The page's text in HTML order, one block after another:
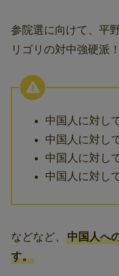
参院選に向けて、平
リゴリの対中強硬派！
中国人に対し
中国人に対し
中国人に対し
中国人に対し
などなど、 中国人へ
す。